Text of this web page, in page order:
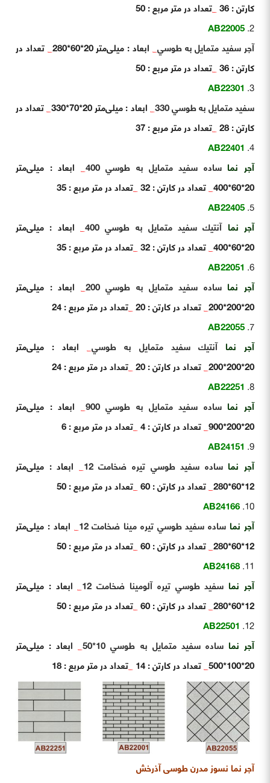
کارتن : 36 _تعداد در متر مربع : 50
AB22005
آجر سفيد متمايل به طوسي_ابعاد : میلی‌متر 20*60*280 _تعداد در
کارتن : 36
_تعداد در متر مربع : 50
AB22301
سفيد متمايل به طوسي 330
_ابعاد : میلی‌متر 20*70*330 _تعداد در
کارتن : 28
_تعداد در متر مربع : 37
AB22401
آجر نماساده سفيد متمايل به طوسي 400 _ ابعاد : میلی‌متر
20*60*400
_تعداد در کارتن : 32 _تعداد در متر مربع : 35
AB22405
آجر نماآنتيك سفيد متمايل به طوسي 400 _ ابعاد : میلی‌متر
20*60*400
_تعداد در کارتن : 32 _تعداد در متر مربع : 35
AB22051
آجر نماساده سفيد متمايل به طوسي 200 _ ابعاد : میلی‌متر
20*200*200
_تعداد در کارتن : 20 _تعداد در متر مربع : 24
AB22055
آجر نماآنتيك سفيد متمايل به طوسي_ابعاد : میلی‌متر
20*200*200
_تعداد در کارتن : 20 _تعداد در متر مربع : 24
AB22251
آجر نماساده سفيد متمايل به طوسي 900 _ ابعاد : میلی‌متر
20*200*900
_تعداد در کارتن : 4 _تعداد در متر مربع : 6
AB24151
آجر نماساده سفيد طوسي تيره ضخامت 12 _ ابعاد : میلی‌متر
12*60*280
_تعداد در کارتن : 60 _تعداد در متر مربع : 50
AB24166
آجر نماساده سفيد طوسي تيره مينا ضخامت 12 _ ابعاد : میلی‌متر
12*60*280
_تعداد در کارتن : 60 _تعداد در متر مربع : 50
AB24168
آجر نما سفيد طوسي تيره آلومينا ضخامت 12 _ابعاد : میلی‌متر
12*60*280
_تعداد در کارتن : 60 _تعداد در متر مربع : 50
AB22501
آجر نماساده سفيد متمايل به طوسي 10*50 _ابعاد : میلی‌متر
20*100*500
_تعداد در کارتن : 14 _تعداد در متر مربع : 18
آجر نما نسوز مدرن طوسی آذرخش